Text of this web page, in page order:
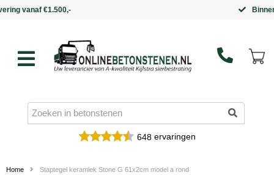
648ervaringen
Home Staptegel keramiek Stone G 61x2cm model a rond